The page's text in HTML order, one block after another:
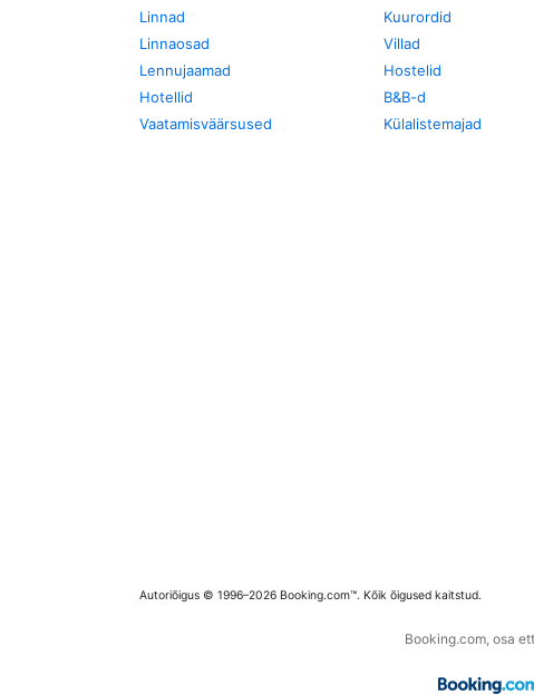
Linnad
Linnaosad
Lennujaamad
Hotellid
Vaatamisväärsused
Kuurordid
Villad
Hostelid
B&B-d
Külalistemajad
Autoriõigus © 1996–2026 Booking.com™. Kõik õigused kaitstud.
Booking.com, osa